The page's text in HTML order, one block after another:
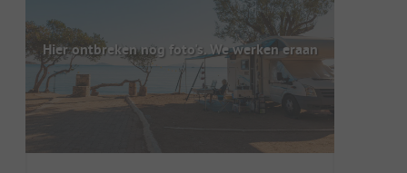
Hier ontbreken nog foto's. We werken eraan